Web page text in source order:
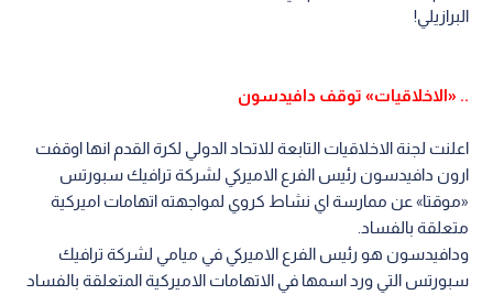
البرازيلي!
.. «الاخلاقيات» توقف دافيدسون
اعلنت لجنة الاخلاقيات التابعة للاتحاد الدولي لكرة القدم انها اوقفت
ارون دافيدسون رئيس الفرع الاميركي لشركة ترافيك سبورتس
«موقتا» عن ممارسة اي نشاط كروي لمواجهته اتهامات اميركية
متعلقة بالفساد.
ودافيدسون هو رئيس الفرع الاميركي في ميامي لشركة ترافيك
سبورتس التي ورد اسمها في الاتهامات الاميركية المتعلقة بالفساد